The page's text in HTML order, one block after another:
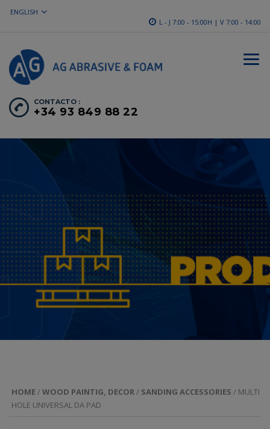
ENGLISH
L - J 7:00 - 15:00H | V 7:00 - 14:00
CONTACTO :
+34 93 849 88 22
HOME /WOOD PAINTIG, DECOR / SANDING ACCESSORIES / MULTI
HOLE UNIVERSAL DA PAD